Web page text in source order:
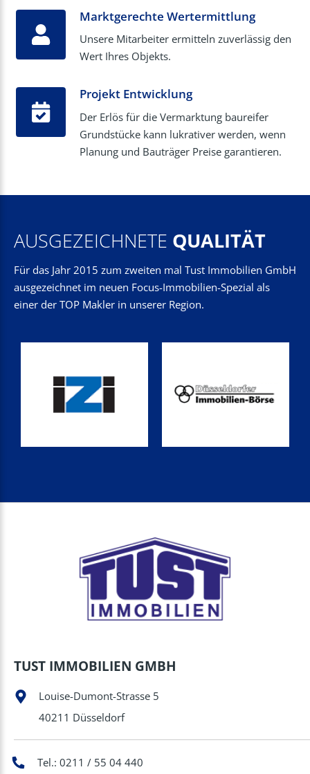
Marktgerechte Wertermittlung
Unsere Mitarbeiter ermitteln zuverlässig den
Wert Ihres Objekts.
Projekt Entwicklung
Der Erlös für die Vermarktung baureifer
Grundstücke kann lukrativer werden, wenn
Planung und Bauträger Preise garantieren.
AUSGEZEICHNETE QUALITÄT
Für das Jahr 2015 zum zweiten mal Tust Immobilien GmbH
ausgezeichnet im neuen Focus-Immobilien-Spezial als
einer der TOP Makler in unserer Region.
TUST IMMOBILIEN GMBH
Louise-Dumont-Strasse 5
40211 Düsseldorf
Tel.: 0211 / 55 04 440